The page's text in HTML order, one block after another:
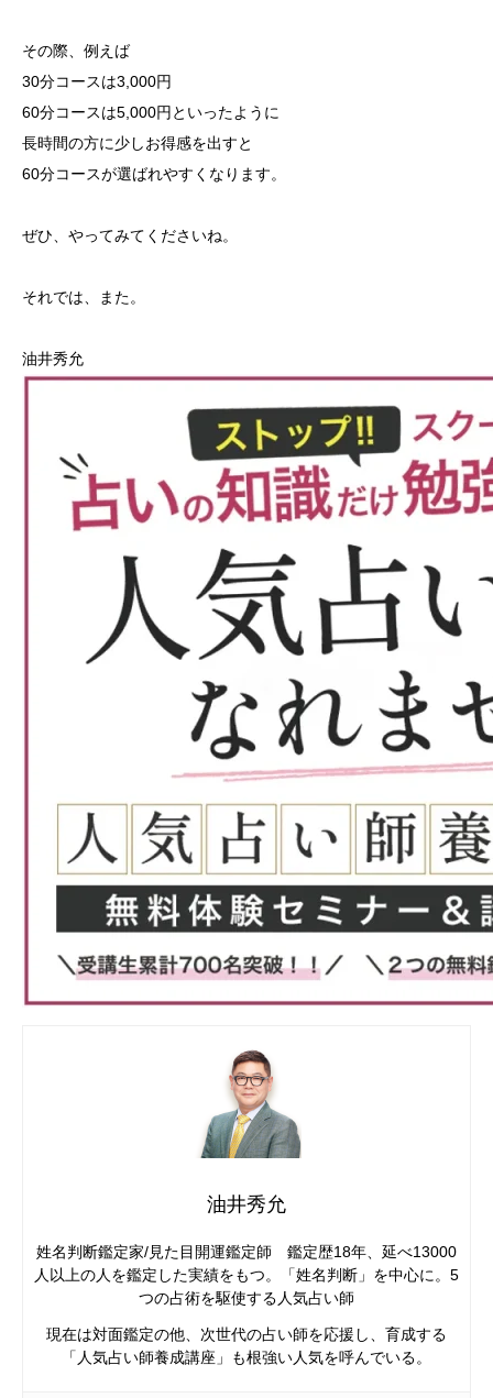
その際、例えば
30分コースは3,000円
60分コースは5,000円といったように
長時間の方に少しお得感を出すと
60分コースが選ばれやすくなります。
ぜひ、やってみてくださいね。
それでは、また。
油井秀允
油井秀允
姓名判断鑑定家/見た目開運鑑定師 鑑定歴18年、延べ13000
人以上の人を鑑定した実績をもつ。「姓名判断」を中心に。5
つの占術を駆使する人気占い師
現在は対面鑑定の他、次世代の占い師を応援し、育成する
「人気占い師養成講座」も根強い人気を呼んでいる。